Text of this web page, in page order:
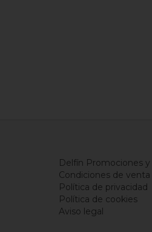
Delfín Promociones
Condiciones de venta
Política de privacidad
Política de cookies
Aviso legal